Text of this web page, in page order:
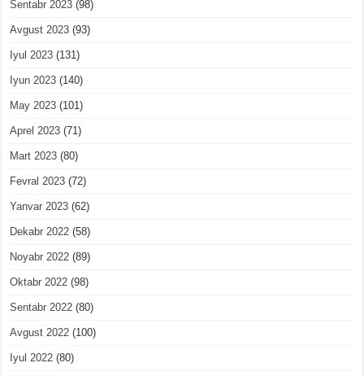
Sentabr 2023 (98)
Avgust 2023 (93)
Iyul 2023 (131)
Iyun 2023 (140)
May 2023 (101)
Aprel 2023 (71)
Mart 2023 (80)
Fevral 2023 (72)
Yanvar 2023 (62)
Dekabr 2022 (58)
Noyabr 2022 (89)
Oktabr 2022 (98)
Sentabr 2022 (80)
Avgust 2022 (100)
Iyul 2022 (80)